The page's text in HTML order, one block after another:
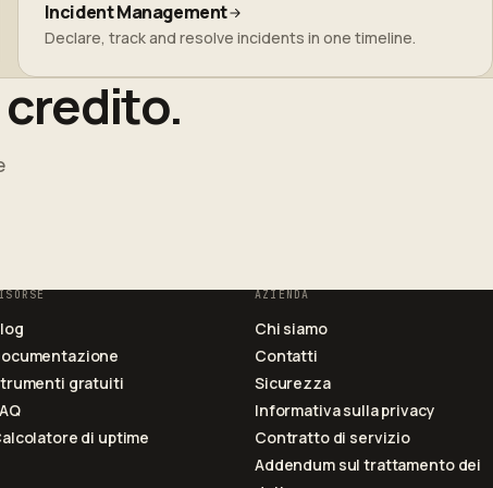
Incident Management
Declare, track and resolve incidents in one timeline.
gratuiti
di uptime
AZIENDA
Chi siamo
Contatti
Sicurezza
Informativa sulla privacy
Contratto di servizio
Addendum sul trattamento dei